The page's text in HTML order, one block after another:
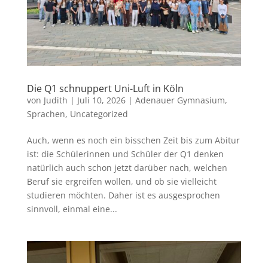
Die Q1 schnuppert Uni-Luft in Köln
von Judith | Juli 10, 2026| Adenauer Gymnasium,
Sprachen, Uncategorized
Auch, wenn es noch ein bisschen Zeit bis zum Abitur
ist: die Schülerinnen und Schüler der Q1 denken
natürlich auch schon jetzt darüber nach, welchen
Beruf sie ergreifen wollen, und ob sie vielleicht
studieren möchten. Daher ist es ausgesprochen
sinnvoll, einmal eine...